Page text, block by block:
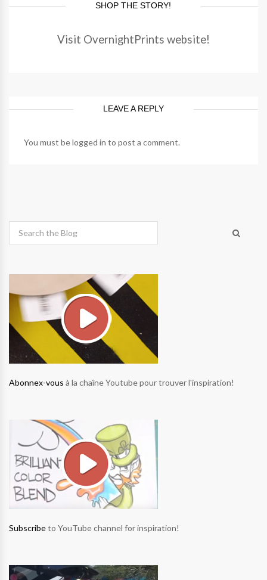
SHOP THE STORY!
Visit OvernightPrints website!
LEAVE A REPLY
You must belogged in to post a comment.
Abonnex-vous à la chaîne Youtube pour trouver l'inspiration!
Subscribeto YouTube channel for inspiration!